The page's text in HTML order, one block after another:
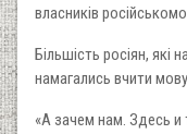
власників
Більшість росіян, які
намагались вчити
«А зачем нам. Здесь и